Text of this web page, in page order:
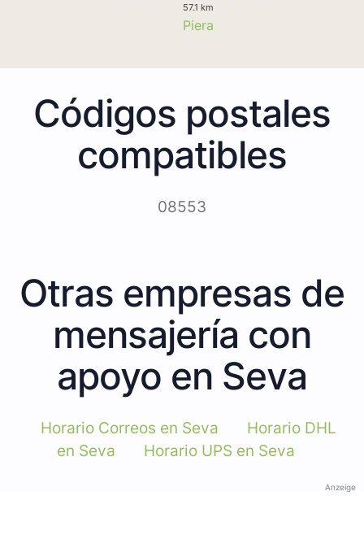
57.1 km
Piera
Códigos postales
compatibles
08553
Otras empresas de
mensajería con
apoyo en Seva
Horario Correos en Seva
Horario DHL
en Seva
Horario UPS en Seva
Anzeige